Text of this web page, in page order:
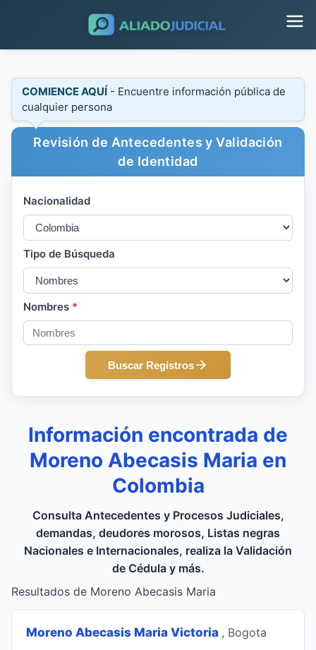
COMIENCE AQUÍ - Encuentre información pública de
cualquier persona
Revisión de Antecedentes y Validación
de Identidad
Nacionalidad
Tipo de Búsqueda
Nombres *
Buscar Registros
Información encontrada de
Moreno Abecasis Maria en
Colombia
Consulta Antecedentes y Procesos Judiciales,
demandas, deudores morosos, Listas negras
Nacionales e Internacionales, realiza la Validación
de Cédula y más.
Resultados de Moreno Abecasis Maria
Moreno Abecasis Maria Victoria , Bogota